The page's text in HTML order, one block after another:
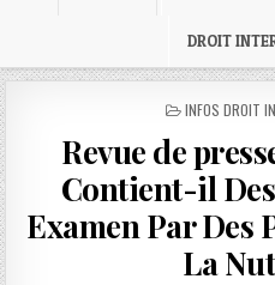
DROIT
POSTED
INFOS DROIT
Revue de
Contient-il
Examen Par Des
La